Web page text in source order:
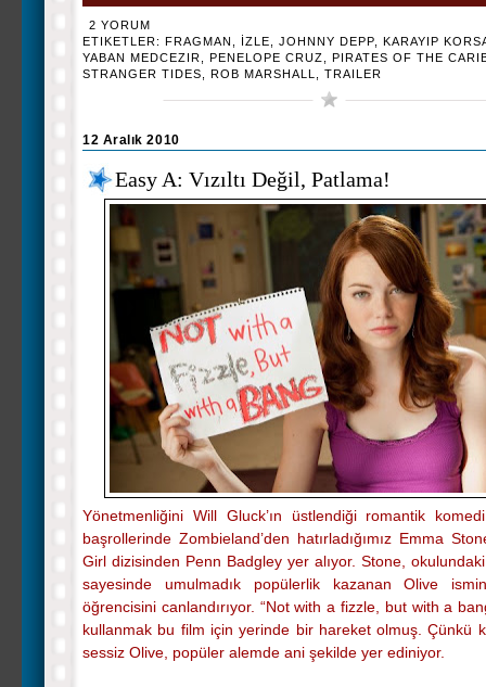
2 YORUM
ETIKETLER: FRAGMAN İZLE JOHNNY DEPP, KARAYIP
YABAN MEDCEZIR
PENELOPE CRUZ
PIRATES OF THE
STRANGER TIDES
ROB MARSHALL TRAILER
12 Aralık 2010
Easy A: Vızıltı Değil, Patlama!
Yönetmenliğini Will Gluck’ın üstlendiği romantik
başrollerinde Zombieland’den hatırladığımız Emma
Girl dizisinden Penn Badgley yer alıyor. Stone,
sayesinde umulmadık popülerlik kazanan Olive
öğrencisini canlandırıyor. “Not with a fizzle, but with a
kullanmak bu film için yerinde bir hareket olmuş. Çünkü
sessiz Olive, popüler alemde ani şekilde yer ediniyor.